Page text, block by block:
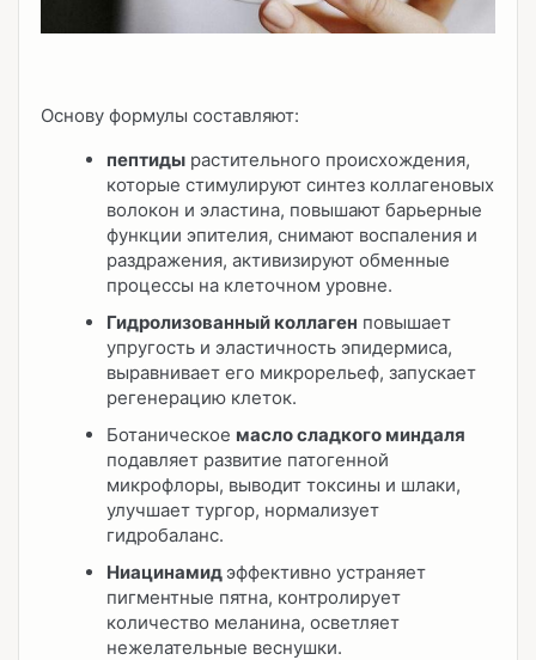
Основу формулы составляют:
пептиды растительного происхождения,
которые стимулируют синтез коллагеновых
волокон и эластина, повышают барьерные
функции эпителия, снимают воспаления и
раздражения, активизируют обменные
процессы на клеточном уровне.
Гидролизованный коллаген повышает
упругость и эластичность эпидермиса,
выравнивает его микрорельеф, запускает
регенерацию клеток.
Ботаническое масло сладкого миндаля
подавляет развитие патогенной
микрофлоры, выводит токсины и шлаки,
улучшает тургор, нормализует
гидробаланс.
Ниацинамидэффективно устраняет
пигментные пятна, контролирует
количество меланина, осветляет
нежелательные веснушки.